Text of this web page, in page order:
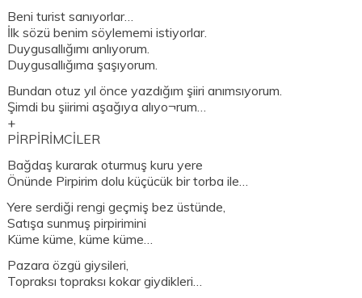
Beni turist sanıyorlar…
İlk sözü benim söylememi istiyorlar.
Duygusallığımı anlıyorum.
Duygusallığıma şaşıyorum.
Bundan otuz yıl önce yazdığım şiiri anımsıyorum.
Şimdi bu şiirimi aşağıya alıyo¬rum…
+
PİRPİRİMCİLER
Bağdaş kurarak oturmuş kuru yere
Önünde Pirpirim dolu küçücük bir torba ile…
Yere serdiği rengi geçmiş bez üstünde,
Satışa sunmuş pirpirimini
Küme küme, küme küme…
Pazara özgü giysileri,
Topraksı topraksı kokar giydikleri…